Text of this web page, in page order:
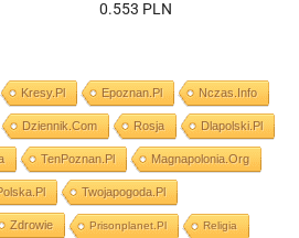
0.553 PLN
Kresy.pl Epoznan.pl Nczas.info
Dziennik.com Rosja Dlapolski.pl
TenPoznan.pl Magnapolonia.org
Twojapogoda.pl
Zdrowie Prisonplanet.pl Religia